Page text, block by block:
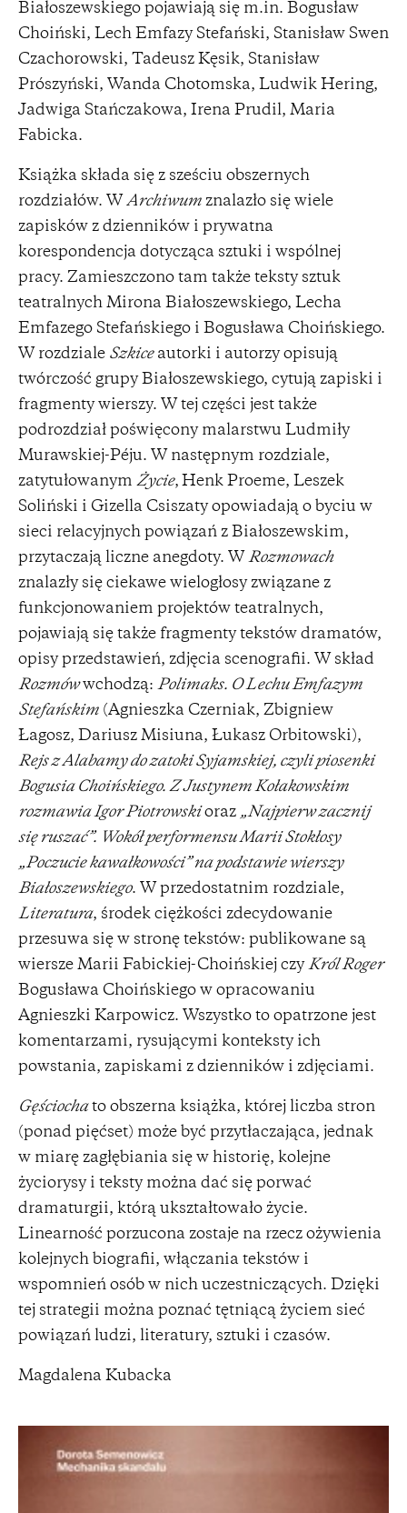
Białoszewskiego pojawiają się m.in. Bogusław
Choiński, Lech Emfazy Stefański, Stanisław Swen
Czachorowski, Tadeusz Kęsik, Stanisław
Prószyński, Wanda Chotomska, Ludwik Hering,
Jadwiga Stańczakowa, Irena Prudil, Maria
Fabicka.
Książka składa się z sześciu obszernych
rozdziałów. W Archiwum znalazło się wiele
zapisków z dzienników i prywatna
korespondencja dotycząca sztuki i wspólnej
pracy. Zamieszczono tam także teksty sztuk
teatralnych Mirona Białoszewskiego, Lecha
Emfazego Stefańskiego i Bogusława Choińskiego.
W rozdziale Szkiceautorki i autorzy opisują
twórczość grupy Białoszewskiego, cytują zapiski i
fragmenty wierszy. W tej części jest także
podrozdział poświęcony malarstwu Ludmiły
Murawskiej-Péju. W następnym rozdziale,
zatytułowanym Życie, Henk Proeme, Leszek
Soliński i Gizella Csiszaty opowiadają o byciu w
sieci relacyjnych powiązań z Białoszewskim,
przytaczają liczne anegdoty. W Rozmowach
znalazły się ciekawe wielogłosy związane z
funkcjonowaniem projektów teatralnych,
pojawiają się także fragmenty tekstów dramatów,
opisy przedstawień, zdjęcia scenografii. W skład
Rozmówwchodzą: Polimaks. O Lechu Emfazym
Stefańskim (Agnieszka Czerniak, Zbigniew
Łagosz, Dariusz Misiuna, Łukasz Orbitowski),
Rejs z Alabamy do zatoki Syjamskiej, czyli piosenki
Bogusia Choińskiego. Z Justynem Kołakowskim
rozmawia Igor Piotrowski oraz „Najpierw zacznij
się ruszać”. Wokół performensu Marii Stokłosy
„Poczucie kawałkowości” na podstawie wierszy
Białoszewskiego. W przedostatnim rozdziale,
Literatura, środek ciężkości zdecydowanie
przesuwa się w stronę tekstów: publikowane są
wiersze Marii Fabickiej-Choińskiej czyKról Roger
Bogusława Choińskiego w opracowaniu
Agnieszki Karpowicz. Wszystko to opatrzone jest
komentarzami, rysującymi konteksty ich
powstania, zapiskami z dzienników i zdjęciami.
Gęściochato obszerna książka, której liczba stron
(ponad pięćset) może być przytłaczająca, jednak
w miarę zagłębiania się w historię, kolejne
życiorysy i teksty można dać się porwać
dramaturgii, którą ukształtowało życie.
Linearność porzucona zostaje na rzecz ożywienia
kolejnych biografii, włączania tekstów i
wspomnień osób w nich uczestniczących. Dzięki
tej strategii można poznać tętniącą życiem sieć
powiązań ludzi, literatury, sztuki i czasów.
Magdalena Kubacka